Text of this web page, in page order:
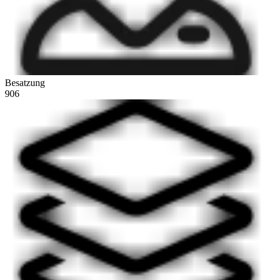
Besatzung
906